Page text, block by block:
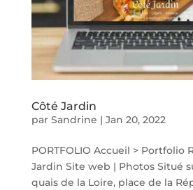
Côté Jardin
par Sandrine | Jan 20, 2022
PORTFOLIO Accueil > Portfolio
Jardin Site web | Photos Situé
quais de la Loire, place de la